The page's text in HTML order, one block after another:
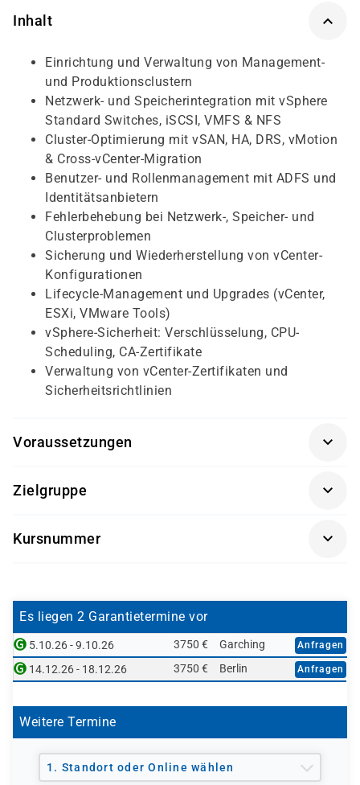
Inhalt
Einrichtung und Verwaltung von Management-
und Produktionsclustern
Netzwerk- und Speicherintegration mit vSphere
Standard Switches, iSCSI, VMFS & NFS
Cluster-Optimierung mit vSAN, HA, DRS, vMotion
& Cross-vCenter-Migration
Benutzer- und Rollenmanagement mit ADFS und
Identitätsanbietern
Fehlerbehebung bei Netzwerk-, Speicher- und
Clusterproblemen
Sicherung und Wiederherstellung von vCenter-
Konfigurationen
Lifecycle-Management und Upgrades (vCenter,
ESXi, VMware Tools)
vSphere-Sicherheit: Verschlüsselung, CPU-
Scheduling, CA-Zertifikate
Verwaltung von vCenter-Zertifikaten und
Sicherheitsrichtlinien
Voraussetzungen
Abgeschlossene Schulungen: VMware vSphere:
Install, Configure, Manage & Operate, Scale and
Grundkenntnisse in VMware vSAN
Zielgruppe
Systemadministratoren mit vSphere-Erfahrung
Zertifizierung vorbereiten
Kursnummer
Es liegen 2 Garantietermine vor
5.10.26 - 9.10.26 3750 € Garching Anfragen
14.12.26 - 18.12.26 3750 € Berlin Anfragen
Weitere Termine
1. Standort oder Online wählen